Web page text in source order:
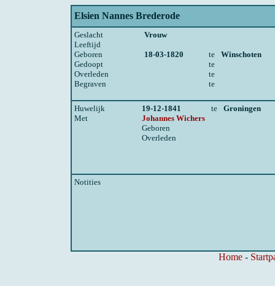
Elsien Nannes Brederode
Geslacht
Vrouw
Leeftijd
Geboren
18-03-1820 te
Winschoten
Gedoopt
te
Overleden
te
Begraven
te
Huwelijk 19-12-1841 te
Groningen
Met
Johannes Wichers
Geboren
Overleden
Notities
Home-